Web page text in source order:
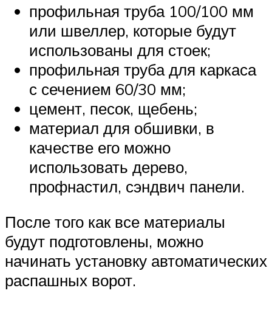
профильная труба 100/100 мм
или швеллер, которые будут
использованы для стоек;
профильная труба для каркаса
с сечением 60/30 мм;
цемент, песок, щебень;
материал для обшивки, в
качестве его можно
использовать дерево,
профнастил, сэндвич панели.
После того как все материалы
будут подготовлены, можно
начинать установку автоматических
распашных ворот.